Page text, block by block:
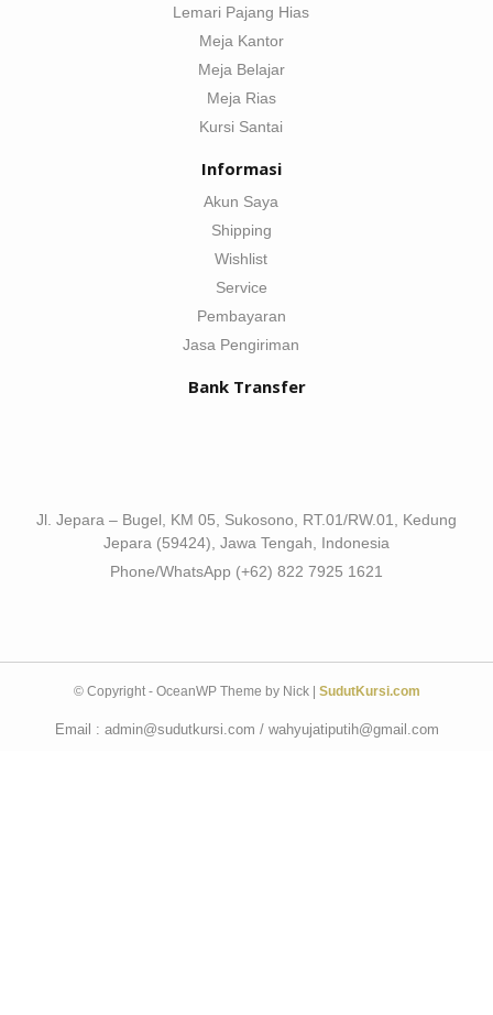
Lemari Pajang Hias
Meja Kantor
Meja Belajar
Meja Rias
Kursi Santai
Informasi
Akun Saya
Shipping
Wishlist
Service
Pembayaran
Jasa Pengiriman
Bank Transfer
Jl. Jepara – Bugel, KM 05, Sukosono, RT.01/RW.01, Kedung
Jepara (59424), Jawa Tengah, Indonesia
Phone/WhatsApp (+62) 822 7925 1621
© Copyright - OceanWP Theme by Nick | SudutKursi.com
Email : admin@sudutkursi.com / wahyujatiputih@gmail.com